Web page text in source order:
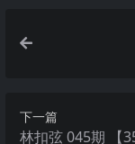
下一篇
林扣弦 045